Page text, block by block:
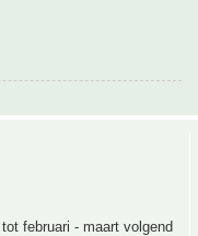
februari - maart volgend